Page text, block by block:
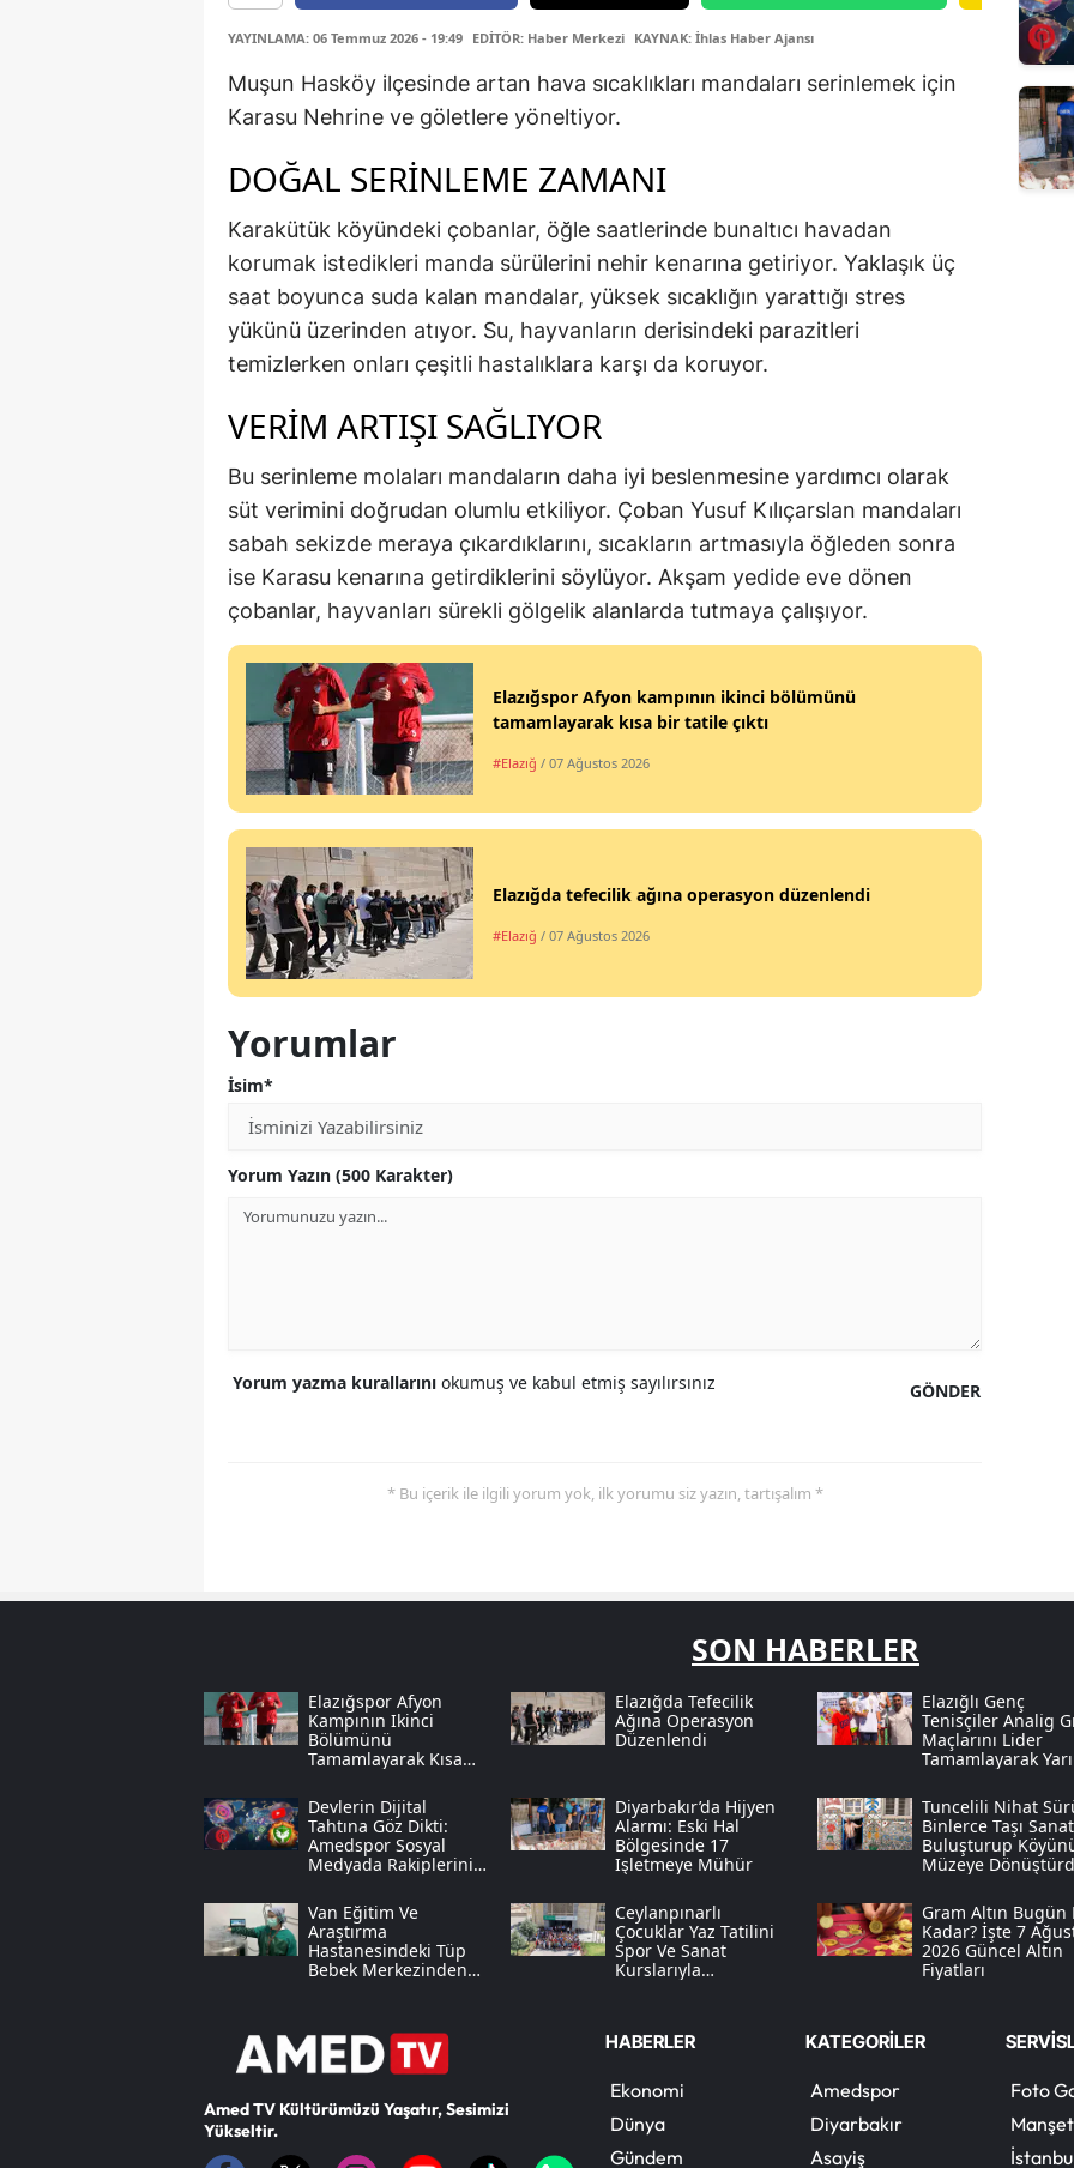
YAYINLAMA: 06 Temmuz 2026 - 19:49 EDİTÖR: Haber Merkezi KAYNAK: İhlas Haber Ajansı
Muşun Hasköy ilçesinde artan hava sıcaklıkları mandaları serinlemek için
Karasu Nehrine ve göletlere yöneltiyor.
DOĞAL SERİNLEME ZAMANI
Karakütük köyündeki çobanlar, öğle saatlerinde bunaltıcı havadan
korumak istedikleri manda sürülerini nehir kenarına getiriyor. Yaklaşık üç
saat boyunca suda kalan mandalar, yüksek sıcaklığın yarattığı stres
yükünü üzerinden atıyor. Su, hayvanların derisindeki parazitleri
temizlerken onları çeşitli hastalıklara karşı da koruyor.
VERİM ARTIŞI SAĞLIYOR
Bu serinleme molaları mandaların daha iyi beslenmesine yardımcı olarak
süt verimini doğrudan olumlu etkiliyor. Çoban Yusuf Kılıçarslan mandaları
sabah sekizde meraya çıkardıklarını, sıcakların artmasıyla öğleden sonra
ise Karasu kenarına getirdiklerini söylüyor. Akşam yedide eve dönen
çobanlar, hayvanları sürekli gölgelik alanlarda tutmaya çalışıyor.
Elazığspor Afyon kampının ikinci bölümünü
tamamlayarak kısa bir tatile çıktı
#Elazığ / 07 Ağustos 2026
Elazığda tefecilik ağına operasyon düzenlendi
#Elazığ / 07 Ağustos 2026
Yorumlar
İsim*
Yorum Yazın (500 Karakter)
GÖNDER
Yorum yazma kurallarını okumuş ve kabul etmiş sayılırsınız
* Bu içerik ile ilgili yorum yok, ilk yorumu siz yazın, tartışalım *
SON HABERLER
Elazığspor Afyon
Kampının Ikinci
Bölümünü
Tamamlayarak Kısa
Elazığda Tefecilik
Ağına Operasyon
Düzenlendi
Elazığlı Genç
Tenisçiler Anali̇g
Maçlarını Lider
Tamamlayarak Yarı
Devlerin Dijital
Tahtına Göz Dikti:
Amedspor Sosyal
Medyada Rakiplerini
Diyarbakır’da Hijyen
Alarmı: Eski Hal
Bölgesinde 17
Işletmeye Mühür
Tuncelili Nihat
Binlerce Taşı
Buluşturup
Müzeye
Van Eğitim Ve
Araştırma
Hastanesindeki Tüp
Bebek Merkezinden
Ceylanpınarlı
Çocuklar Yaz Tatilini
Spor Ve Sanat
Kurslarıyla
Gram Altın Bugün
Kadar? İşte 7
2026 Güncel Altın
Fiyatları
Amed TV Kültürümüzü Yaşatır, Sesimizi
Yükseltir.
HABERLER
Ekonomi
Dünya
Gündem
KATEGORİLER
Amedspor
Diyarbakır
Asayiş
Foto